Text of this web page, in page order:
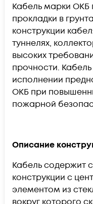
Кабель марки ОКБ
прокладки в
конструкции
туннелях,
высоких
прочности.
исполнении
ОКБ при
пожарной
Описание
Кабель содержит
конструкции с
элементом из